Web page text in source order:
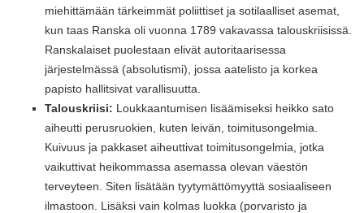
miehittämään tärkeimmät poliittiset ja sotilaalliset asemat,
kun taas Ranska oli vuonna 1789 vakavassa talouskriisissä.
Ranskalaiset puolestaan ​​elivät autoritaarisessa
järjestelmässä (absolutismi), jossa aatelisto ja korkea
papisto hallitsivat varallisuutta.
Talouskriisi: Loukkaantumisen lisäämiseksi heikko sato
aiheutti perusruokien, kuten leivän, toimitusongelmia.
Kuivuus ja pakkaset aiheuttivat toimitusongelmia, jotka
vaikuttivat heikommassa asemassa olevan väestön
terveyteen. Siten lisätään tyytymättömyyttä sosiaaliseen
ilmastoon. Lisäksi vain kolmas luokka (porvaristo ja